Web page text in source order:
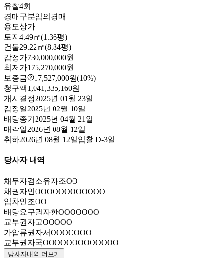
유찰4회
경매구분임의경매
용도상가
토지 4.49㎡(1.36평)
건물29.22㎡(8.84평)
감정가730,000,000원
최저가175,270,000원
보증금
17,527,000원(10%)
청구액1,041,335,160원
개시결정2025년 01월 23일
감정일2025년 02월 10일
배당종기 2025년 04월 21일
매각일2026년 08월 12일
취하2026년 08월 12일입찰 D-3일
당사자 내역
채무자겸소유자조OO
채권자인OOOOOOOOOOOO
임차인조OO
배당요구권자한OOOOOOO
교부권자고OOOOO
가압류권자서OOOOOOO
교부권자국OOOOOOOOOOOOO
당사자내역 더보기